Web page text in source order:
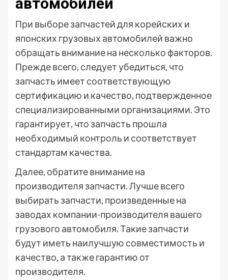
При выборе запчастей для корейских и
японских грузовых автомобилей важно
обращать внимание на несколько факторов.
Прежде всего, следует убедиться, что
запчасть имеет соответствующую
сертификацию и качество, подтвержденное
специализированными организациями. Это
гарантирует, что запчасть прошла
необходимый контроль и соответствует
стандартам качества.
Далее, обратите внимание на
производителя запчасти. Лучше всего
выбирать запчасти, произведенные на
заводах компании-производителя вашего
грузового автомобиля. Такие запчасти
будут иметь наилучшую совместимость и
качество, а также гарантию от
производителя.